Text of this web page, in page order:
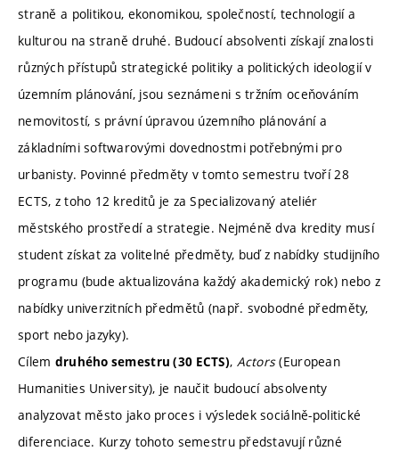
straně a politikou, ekonomikou, společností, technologií a
kulturou na straně druhé. Budoucí absolventi získají znalosti
různých přístupů strategické politiky a politických ideologií v
územním plánování, jsou seznámeni s tržním oceňováním
nemovitostí, s právní úpravou územního plánování a
základními softwarovými dovednostmi potřebnými pro
urbanisty. Povinné předměty v tomto semestru tvoří 28
ECTS, z toho 12 kreditů je za Specializovaný ateliér
městského prostředí a strategie. Nejméně dva kredity musí
student získat za volitelné předměty, buď z nabídky studijního
programu (bude aktualizována každý akademický rok) nebo z
nabídky univerzitních předmětů (např. svobodné předměty,
sport nebo jazyky).
Cílem druhého semestru (30 ECTS), Actors(European
Humanities University), je naučit budoucí absolventy
analyzovat město jako proces i výsledek sociálně-politické
diferenciace. Kurzy tohoto semestru představují různé